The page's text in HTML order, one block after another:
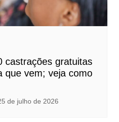
castrações gratuitas
que vem; veja como
de julho de 2026